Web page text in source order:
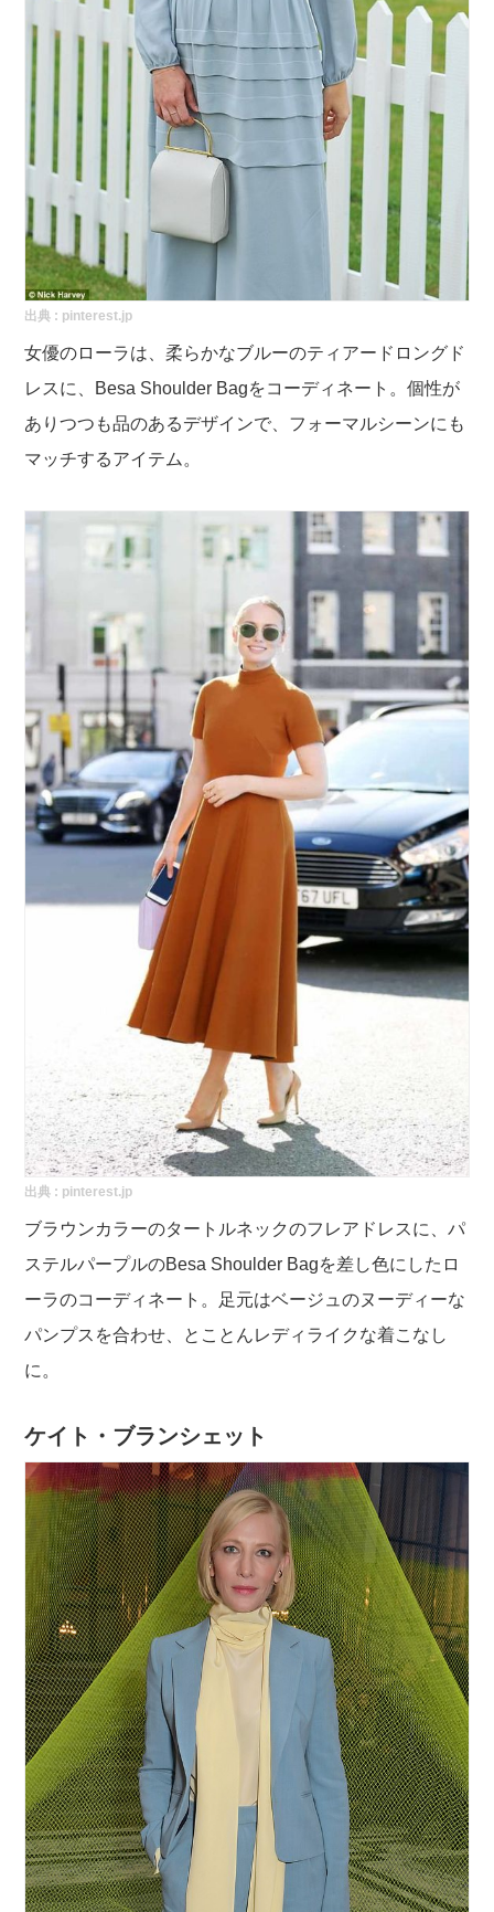
出典 : pinterest.jp
女優のローラは、柔らかなブルーのティアードロングド
レスに、Besa Shoulder Bagをコーディネート。個性が
ありつつも品のあるデザインで、フォーマルシーンにも
マッチするアイテム。
出典 : pinterest.jp
ブラウンカラーのタートルネックのフレアドレスに、パ
ステルパープルのBesa Shoulder Bagを差し色にしたロ
ーラのコーディネート。足元はベージュのヌーディーな
パンプスを合わせ、とことんレディライクな着こなし
に。
ケイト・ブランシェット